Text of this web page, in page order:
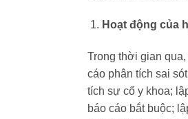
Hoạt động của
Trong thời gian
cáo phân tích sai
tích sự cố y khoa;
báo cáo bắt buộc;